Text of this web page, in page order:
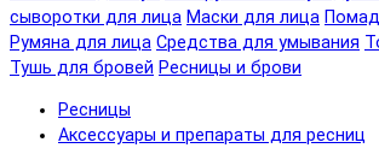
сыворотки для лица Маски для лица
Румяна для лица Средства для умывания
Тушь для бровей Ресницы и брови
Ресницы
Аксессуары и препараты для ресниц